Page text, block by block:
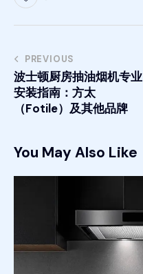
PREVIOUS
波士顿厨房抽油烟机专业
安装指南：方太
（Fotile）及其他品牌
You May Also Like